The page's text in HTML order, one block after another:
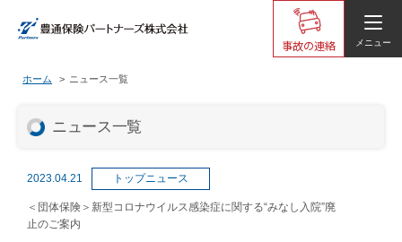
事故の連絡 メニュー
ホーム ニュース一覧
ニュース一覧
2023.04.21 トップニュース
＜団体保険＞新型コロナウイルス感染症に関する“みなし入院”廃
止のご案内